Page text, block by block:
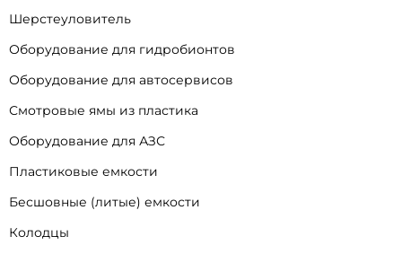
Шерстеуловитель
Оборудование для гидробионтов
Оборудование для автосервисов
Смотровые ямы из пластика
Оборудование для АЗС
Пластиковые емкости
Бесшовные (литые) емкости
Колодцы